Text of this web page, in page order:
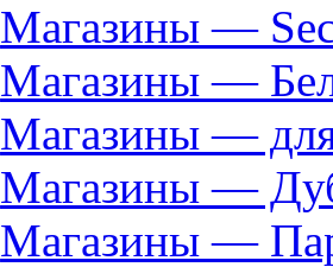
Магазины —
Магазины —
Магазины —
Магазины —
Магазины —